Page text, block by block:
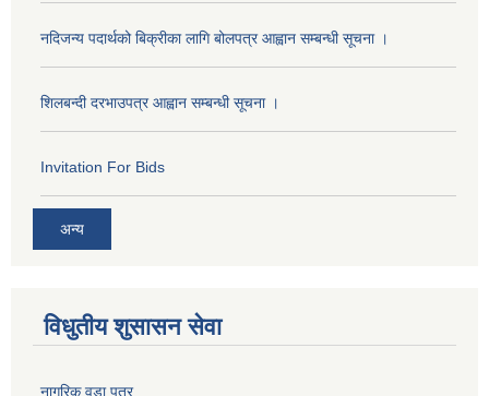
नदिजन्य पदार्थको बिक्रीका लागि बोलपत्र आह्वान सम्बन्धी सूचना ।
शिलबन्दी दरभाउपत्र आह्वान सम्बन्धी सूचना ।
Invitation For Bids
अन्य
विधुतीय शुसासन सेवा
नागरिक वडा पत्र